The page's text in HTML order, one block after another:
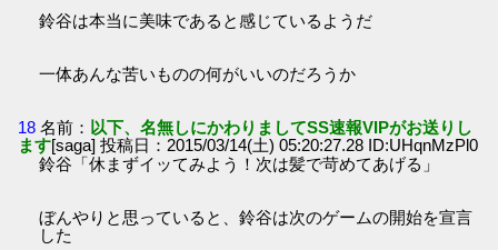
鈴谷は本当に美味であると感じているようだ
一体あんな苦いものの何がいいのだろうか
18 名前： 以下、名無しにかわりましてSS速報VIPがお送りし
ます[saga] 投稿日：2015/03/14(土) 05:20:27.28 ID:UHqnMzPl0
鈴谷「休まずイッてみよう！次は髪で苛めてあげる」
ぼんやりと思っていると、鈴谷は次のゲームの開始を宣言
した